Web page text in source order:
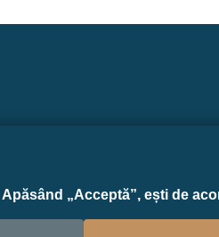
„Acceptă”, ești de